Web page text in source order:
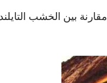
بين الخشب